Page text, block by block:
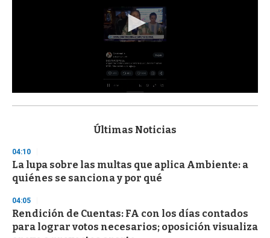
s
d
s
o
f
3
s
e
c
Últimas Noticias
04:10
La lupa sobre las multas que aplica Ambiente: a
quiénes se sanciona y por qué
04:05
Rendición de Cuentas: FA con los días contados
para lograr votos necesarios; oposición visualiza